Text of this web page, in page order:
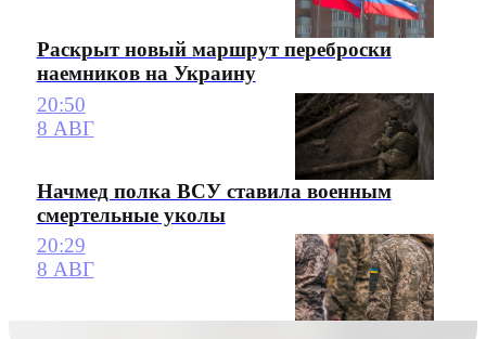
Раскрыт новый маршрут переброски
наемников на Украину
20:50
8 АВГ
Начмед полка ВСУ ставила военным
смертельные уколы
20:29
8 АВГ